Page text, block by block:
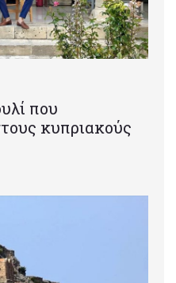
που
κυπριακούς